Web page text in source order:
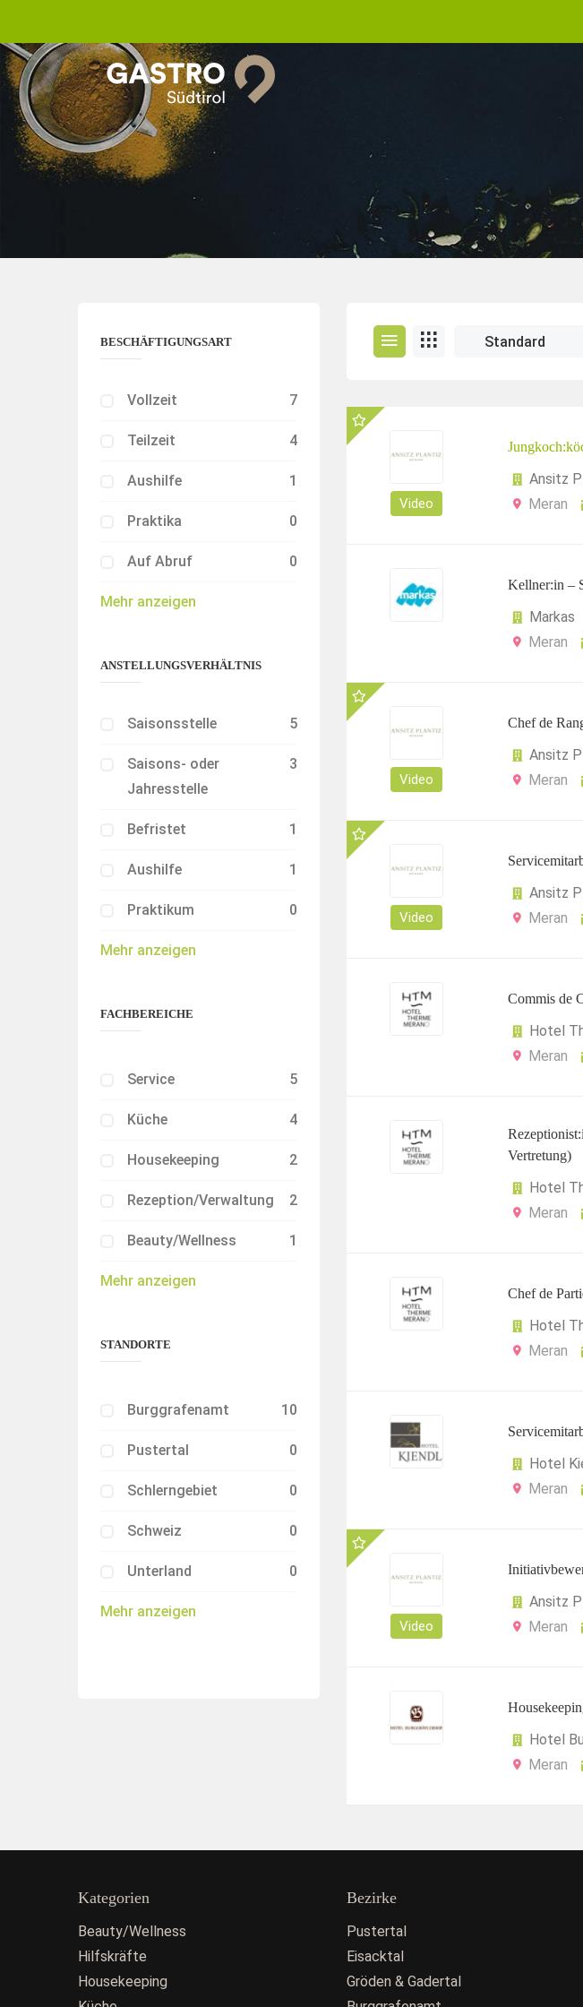
BESCHÄFTIGUNGSART
Vollzeit 7
Teilzeit 4
Aushilfe 1
Praktika 0
Auf Abruf 0
Mehr anzeigen
ANSTELLUNGSVERHÄLTNIS
Saisonsstelle 5
Saisons- oder
Jahresstelle
3
Befristet 1
Aushilfe 1
Praktikum 0
Mehr anzeigen
FACHBEREICHE
Service 5
Küche 4
Housekeeping 2
Rezeption/Verwaltung 2
Beauty/Wellness 1
Mehr anzeigen
STANDORTE
Burggrafenamt 10
Pustertal 0
Schlerngebiet 0
Schweiz 0
Unterland 0
Mehr anzeigen
Video
Ansitz
Meran
Kellner:in –
Markas
Meran
Video
Chef de
Ansitz
Meran
Video
Ansitz
Meran
Commis de
Hotel
Meran
Vertretung)
Hotel
Meran
Chef de
Hotel
Meran
Hotel
Meran
Video
Ansitz
Meran
Hotel
Meran
Kategorien
Beauty/Wellness
Hilfskräfte
Housekeeping
Bezirke
Pustertal
Eisacktal
Gröden & Gadertal